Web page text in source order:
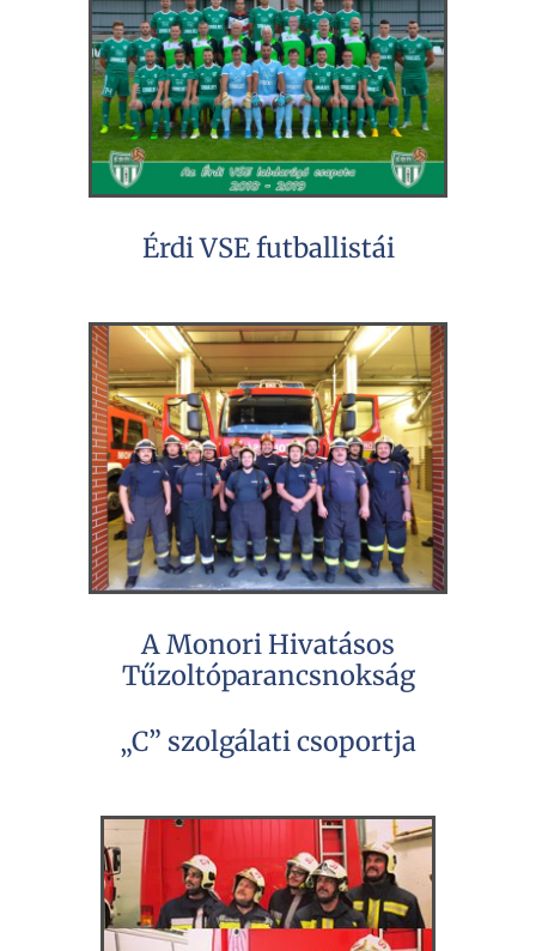
Érdi VSE futballistái
A Monori Hivatásos
Tűzoltóparancsnokság
„C” szolgálati csoportja